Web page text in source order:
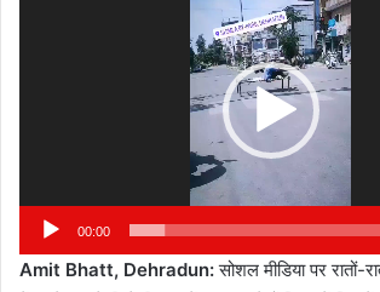
00:00
Amit Bhatt, Dehradun:सोशल मीडिया पर